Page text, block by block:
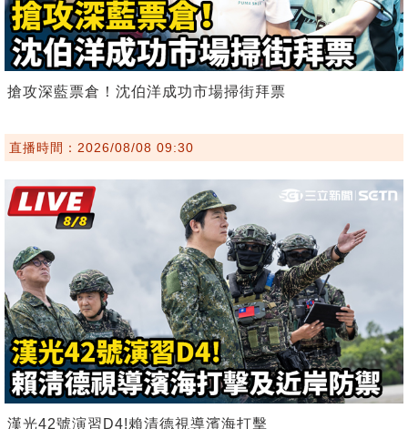
搶攻深藍票倉！沈伯洋成功市場掃街拜票
直播時間：2026/08/08 09:30
漢光42號演習D4!賴清德視導濱海打擊